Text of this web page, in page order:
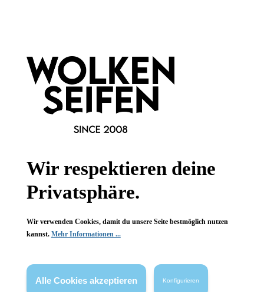
Informationen
Gesetzliche Informationen
FAQ
* Alle Preise inkl. gesetzl. Mehrwertsteuer zzgl. Versandkosten
wenn nicht anders angegeben.
Wir respektieren deine
Privatsphäre.
Wir verwenden Cookies, damit du unsere Seite bestmöglich nutzen
kannst. Mehr Informationen ...
Alle Cookies akzeptieren Konfigurieren